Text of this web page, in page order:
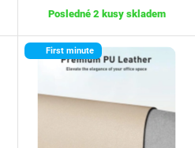
Posledné 2 kusy skladem
First minute